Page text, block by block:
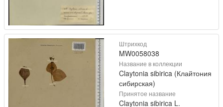
Штрихкод
MW0058038
Название в коллекции
Claytonia sibirica (Клайтония
сибирская)
Принятое название
Claytonia sibirica L.